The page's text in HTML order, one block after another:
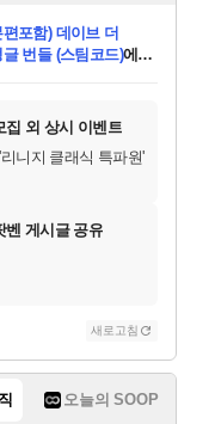
.
편포함) 데이브 더
번들 (스팀코드)에
.....)를 교환.
.집 외 상시 이벤트
'리니지 클래식 특파원'
벤 게시글 공유
새로고침
오늘의 SOOP